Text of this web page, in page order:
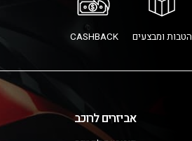
הטבות ומבצעים CASHBACK
אביזרים לרוכב